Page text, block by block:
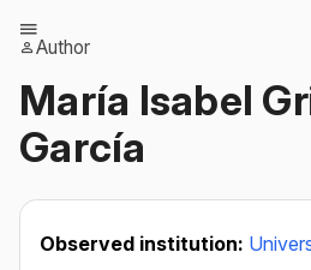
Author
María Isabel
García
Observed institution: